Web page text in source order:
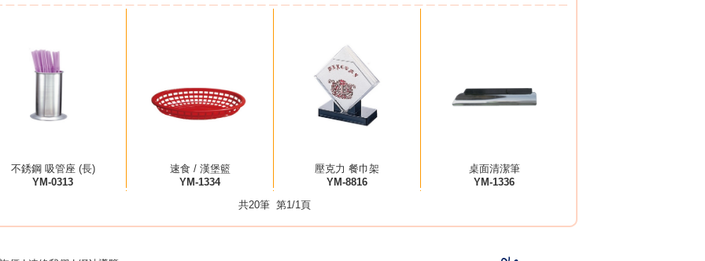
不銹鋼 吸管座 (長)
YM-0313
速食 / 漢堡籃
YM-1334
壓克力 餐巾架
YM-8816
桌面清潔筆
YM-1336
共20筆 第1/1頁